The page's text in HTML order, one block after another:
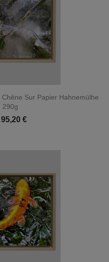
Sur Papier Hahnemülhe
290g
95,20 €